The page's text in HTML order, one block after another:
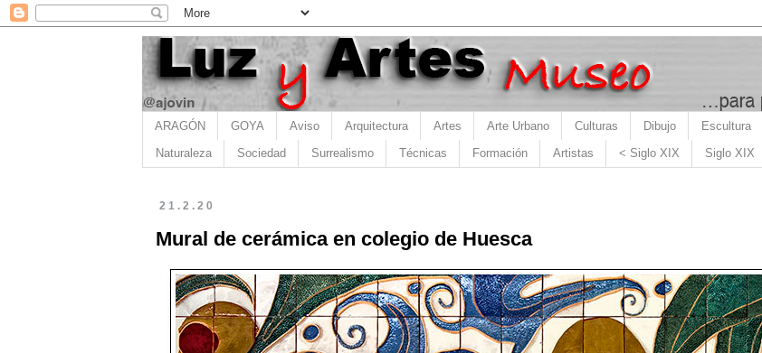
ARAGÓN GOYA Aviso Arquitectura Artes Arte Urbano Culturas Dibujo Escultura
Naturaleza Sociedad Surrealismo Técnicas Formación Artistas < Siglo XIX Siglo XIX
21.2.20
Mural de cerámica en colegio de Huesca